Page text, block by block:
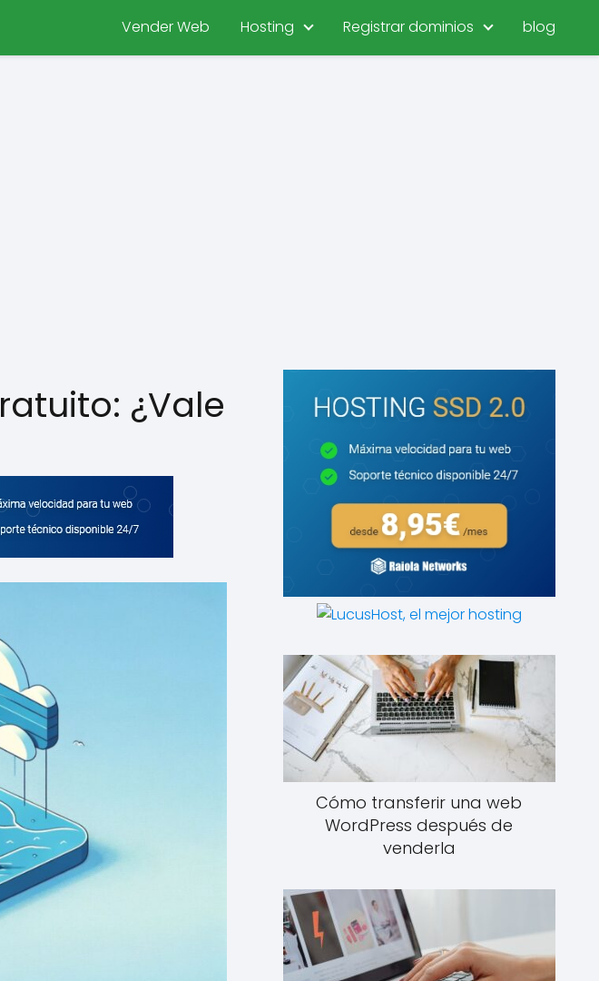
Vender Web Hosting Registrar dominios blog
¿Vale
Cómo transferir una web
WordPress después de
venderla